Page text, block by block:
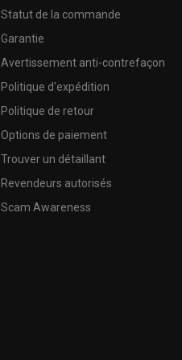
Statut de la commande
Garantie
Avertissement anti-contrefaçon
Politique d'expédition
Politique de retour
Options de paiement
Trouver un détaillant
Revendeurs autorisés
Scam Awareness